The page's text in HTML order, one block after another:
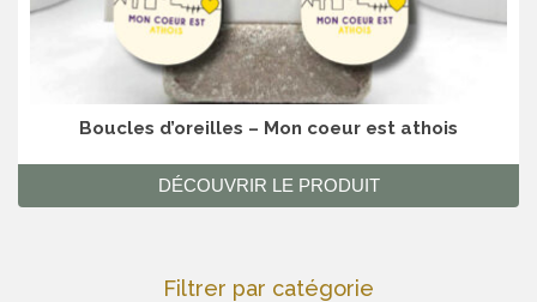
Boucles d’oreilles – Mon coeur est athois
DÉCOUVRIR LE PRODUIT
Filtrer par catégorie